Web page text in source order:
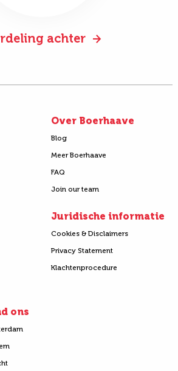
achter
Over Boerhaave
Blog
Meer Boerhaave
FAQ
Join our team
Juridische informatie
Cookies & Disclaimers
Privacy Statement
Klachtenprocedure
ons